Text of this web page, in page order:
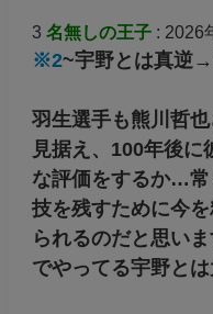
3 名無しの王子: 2026
※2~宇野とは真逆
羽生選手も熊川哲
見据え、100年後に
な評価をするか…常
技を残すために今
られるのだと思い
でやってる宇野と